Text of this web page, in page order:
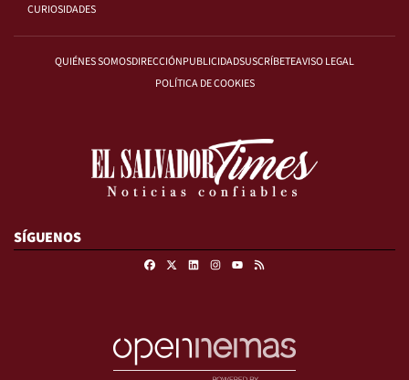
CURIOSIDADES
QUIÉNES SOMOSDIRECCIÓNPUBLICIDADSUSCRÍBETEAVISO LEGAL
POLÍTICA DE COOKIES
SÍGUENOS
FacebookLinkedinInstagram